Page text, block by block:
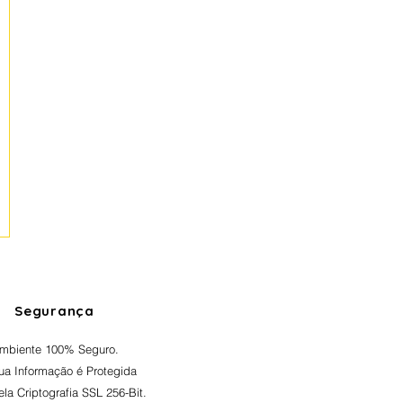
Segurança
100% Seguro.
Informação é Protegida
Criptografia SSL 256-Bit.